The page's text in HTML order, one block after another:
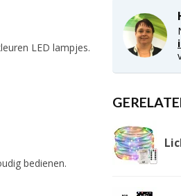
LED lampjes.
bedienen.